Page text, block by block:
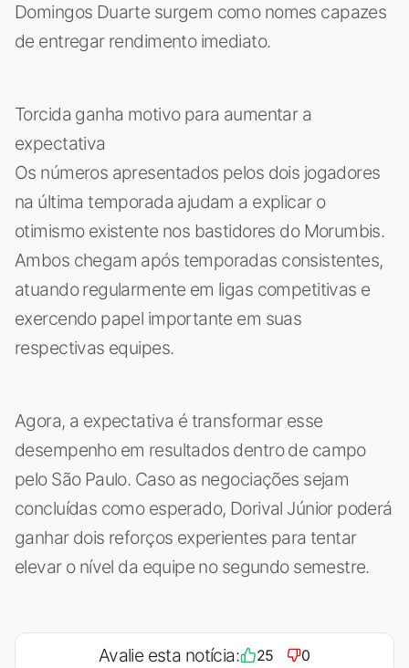
Domingos Duarte surgem como nomes capazes
de entregar rendimento imediato.
Torcida ganha motivo para aumentar a
expectativa
Os números apresentados pelos dois jogadores
na última temporada ajudam a explicar o
otimismo existente nos bastidores do Morumbis.
Ambos chegam após temporadas consistentes,
atuando regularmente em ligas competitivas e
exercendo papel importante em suas
respectivas equipes.
Agora, a expectativa é transformar esse
desempenho em resultados dentro de campo
pelo São Paulo. Caso as negociações sejam
concluídas como esperado, Dorival Júnior poderá
ganhar dois reforços experientes para tentar
elevar o nível da equipe no segundo semestre.
Avalie esta notícia: 25 0